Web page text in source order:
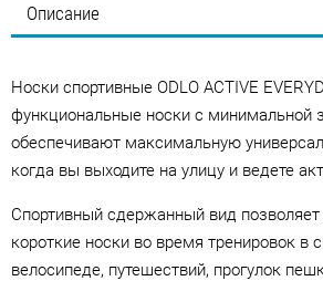
Описание
Носки спортивные ODLO ACTIVE
функциональные носки с минимальной
обеспечивают максимальную
когда вы выходите на улицу и ведете
Спортивный сдержанный вид позволяет
короткие носки во время тренировок в
велосипеде, путешествий, прогулок